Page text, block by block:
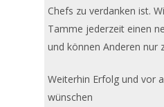
Chefs zu verdanken ist.
Tamme jederzeit einen
und können Anderen nur
Weiterhin Erfolg und vor
wünschen